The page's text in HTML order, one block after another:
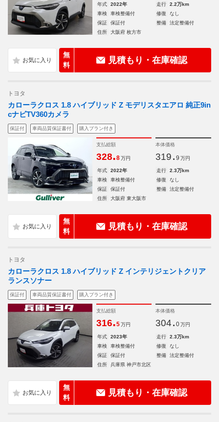
年式 2022年 走行
2.2万km
車検
車検整備付 修復
なし
保証
保証付 整備
法定整備付
住所
大阪府 枚方市
無
料
見積もり・在庫確認
トヨタ
カローラクロス 1.8 ハイブリッド Z モデリスタエアロ 純正9in
cナビTV360カメラ
保証付 車両品質保証書付 購入プラン付き
支払総額
328.8 万円
本体価格
319. 9 万円
年式 2022年 走行
2.3万km
車検
車検整備付 修復
なし
保証
保証付 整備
法定整備付
住所
大阪府 東大阪市
無
料
見積もり・在庫確認
トヨタ
カローラクロス 1.8 ハイブリッド Z インテリジェントクリア
ランスソナー
保証付 車両品質保証書付 購入プラン付き
支払総額
316.5 万円
本体価格
304. 0 万円
年式 2023年 走行
2.3万km
車検
車検整備付 修復
なし
保証
保証付 整備
法定整備付
住所
兵庫県 神戸市北区
無
料
見積もり・在庫確認